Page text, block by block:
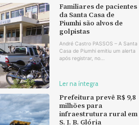
Familiares de pacientes
da Santa Casa de
Piumhi são alvos de
golpistas
André Castro PASSOS – A Santa
Casa de Piumhi emitiu um alerta
após registrar, no...
Ler na íntegra
Prefeitura prevê R$ 9,8
milhões para
infraestrutura rural em
S. J. B. Glória